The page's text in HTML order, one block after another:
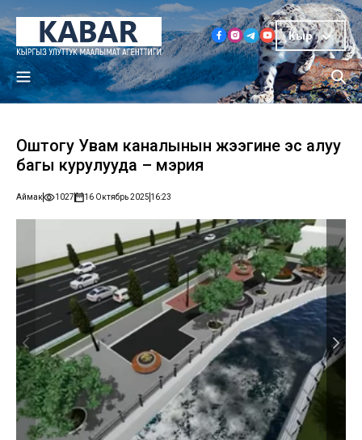
Кыр
Оштогу Увам каналынын жээгине эс алуу
багы курулууда – мэрия
Аймак 1027 16 Октябрь 2025 16:23